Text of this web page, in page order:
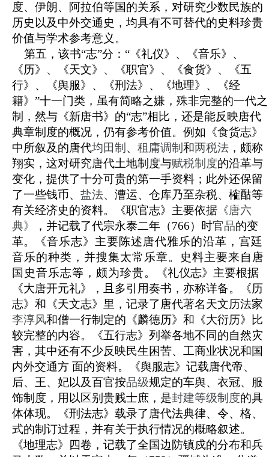
度、伊朗、阿拉伯等国的关系，对研究少数民族的
历史以及中外交通史，均具有不可替代的史料珍贵
价值与学术参考意义。
第五，该书“志”分：“《礼仪》、《音乐》、
《历》、《天文》、《职官》、《食货》、《五
行》、《舆服》、《刑法》、《地理》、《经
籍》”十一门类，虽有简略之嫌，殊非完整的一代之
制，然与《新唐书》的“志”相比，还是能反映唐代
典章制度的概况，仍有参考价值。例如《食货志》
中所叙及的唐代均田制 、 租庸调制 和两税法 ，颇称
翔实，这对研究唐代土地制度与赋税制度的沿革与
变化，提供了十分可贵的第一手资料；此外还保留
了一些钱币、 盐法、漕运、仓库乃至杂税、榷酤等
有关经济史的资料。《职官志》主要依据 《唐六
典》
，并记载了代宗永泰二年（766）时官品的变
革。
《音乐志》主要陈述唐代雅乐的沿革，宫廷
音乐的种类，并搜集太常乐章。史料主要来自唐
国史音乐志等，颇为珍贵。
《礼仪志》主要根据
《大唐开元礼》，且多引用奏书，亦称详备。《历
志》和《天文志》里，记录了唐代著名天文历法家
李淳风和僧一行制定的《麟德历》和《大衍历》比
较完整的内容。《五行志》列举各地不同的自然灾
害，其中还有不少反映民生困苦、工商业状况和国
内外交通方 面的资料。《舆服志》记载唐代帝、
后、王、妃以及百官按品级规定的车舆、衣冠、服
饰制度，用以区别贵贱士庶，是封建等级制度的具
体体现。《刑法志》载录了唐代法典律、令、格、
式的制订过程，并有关于执行情况的概略叙述。
《地理志》四卷，记载了全国边防镇戍的分布和兵